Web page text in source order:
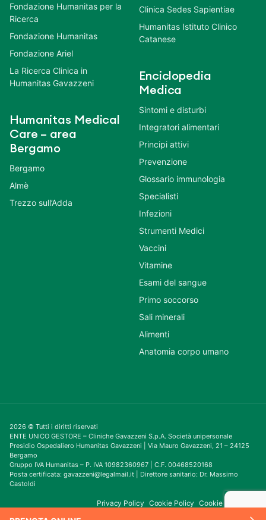
Fondazione Humanitas per la
Ricerca
Fondazione Humanitas
Fondazione Ariel
La Ricerca Clinica in
Humanitas Gavazzeni
Humanitas Medical
Care – area
Bergamo
Bergamo
Almè
Trezzo sull’Adda
Clinica Sedes Sapientiae
Humanitas Istituto Clinico
Catanese
Enciclopedia
Medica
Sintomi e disturbi
Integratori alimentari
Principi attivi
Prevenzione
Glossario immunologia
Specialisti
Infezioni
Strumenti Medici
Vaccini
Vitamine
Esami del sangue
Primo soccorso
Sali minerali
Alimenti
Anatomia corpo umano
2026 © Tutti i diritti riservati
ENTE UNICO GESTORE – Cliniche Gavazzeni S.p.A. Società unipersonale
Presidio Ospedaliero Humanitas Gavazzeni | Via Mauro Gavazzeni, 21 – 24125
Bergamo
Gruppo IVA Humanitas – P. IVA 10982360967 | C.F. 00468520168
Posta certificata: gavazzeni@legalmail.it | Direttore sanitario: Dr. Massimo
Castoldi
Privacy Policy Cookie Policy Cookie Consent